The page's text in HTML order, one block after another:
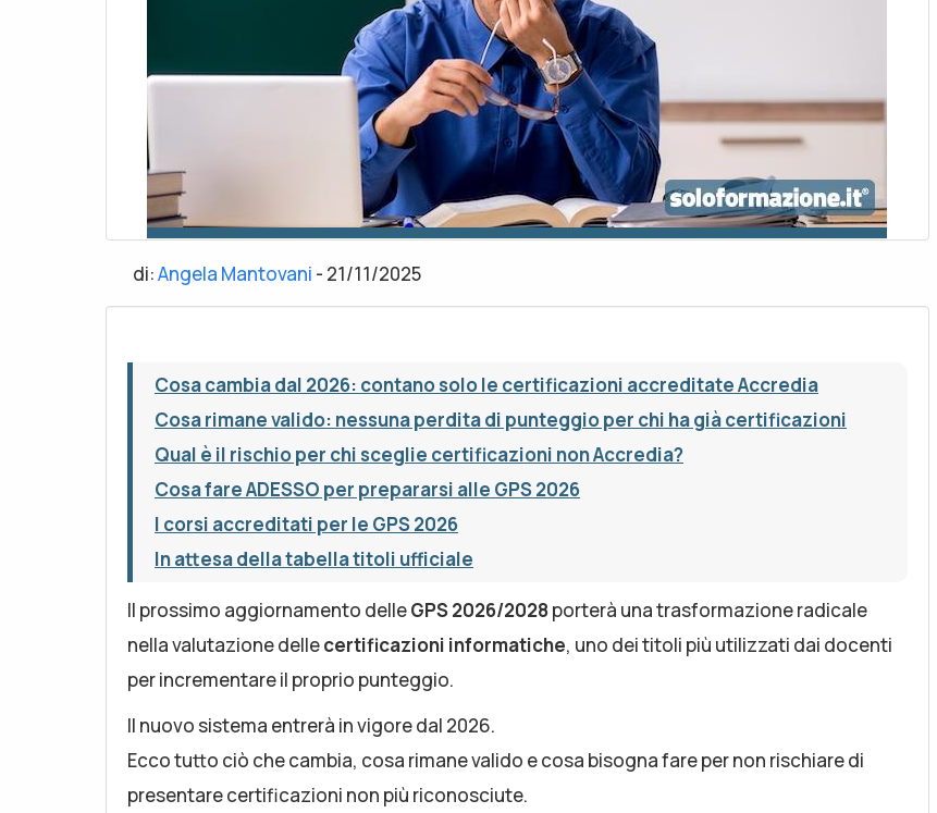
di:Angela Mantovani - 21/11/2025
Cosa cambia dal 2026: contano solo le certificazioni accreditate Accredia
Cosa rimane valido: nessuna perdita di punteggio per chi ha già certificazioni
Qual è il rischio per chi sceglie certificazioni non Accredia?
Cosa fare ADESSO per prepararsi alle GPS 2026
I corsi accreditati per le GPS 2026
In attesa della tabella titoli ufficiale
Il prossimo aggiornamento delleGPS 2026/2028 porterà una trasformazione radicale
nella valutazione dellecertificazioni informatiche, uno dei titoli più utilizzati dai docenti
per incrementare il proprio punteggio.
Il nuovo sistema entrerà in vigore dal 2026.
Ecco tutto ciò che cambia, cosa rimane valido e cosa bisogna fare per non rischiare di
presentare certificazioni non più riconosciute.